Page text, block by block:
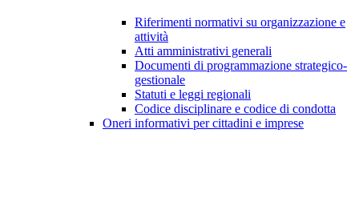
Riferimenti normativi su organizzazione e
attività
Atti amministrativi generali
Documenti di programmazione strategico-
gestionale
Statuti e leggi regionali
Codice disciplinare e codice di condotta
Oneri informativi per cittadini e imprese